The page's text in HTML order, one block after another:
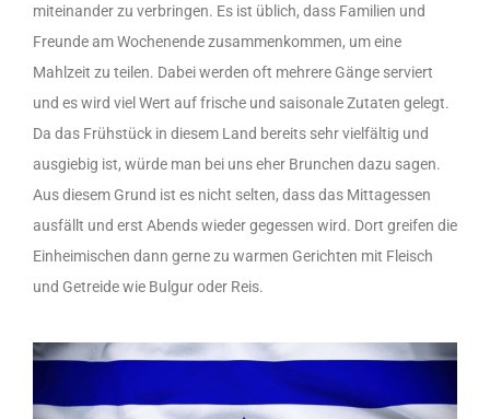
miteinander zu verbringen. Es ist üblich, dass Familien und
Freunde am Wochenende zusammenkommen, um eine
Mahlzeit zu teilen. Dabei werden oft mehrere Gänge serviert
und es wird viel Wert auf frische und saisonale Zutaten gelegt.
Da das Frühstück in diesem Land bereits sehr vielfältig und
ausgiebig ist, würde man bei uns eher Brunchen dazu sagen.
Aus diesem Grund ist es nicht selten, dass das Mittagessen
ausfällt und erst Abends wieder gegessen wird. Dort greifen die
Einheimischen dann gerne zu warmen Gerichten mit Fleisch
und Getreide wie Bulgur oder Reis.